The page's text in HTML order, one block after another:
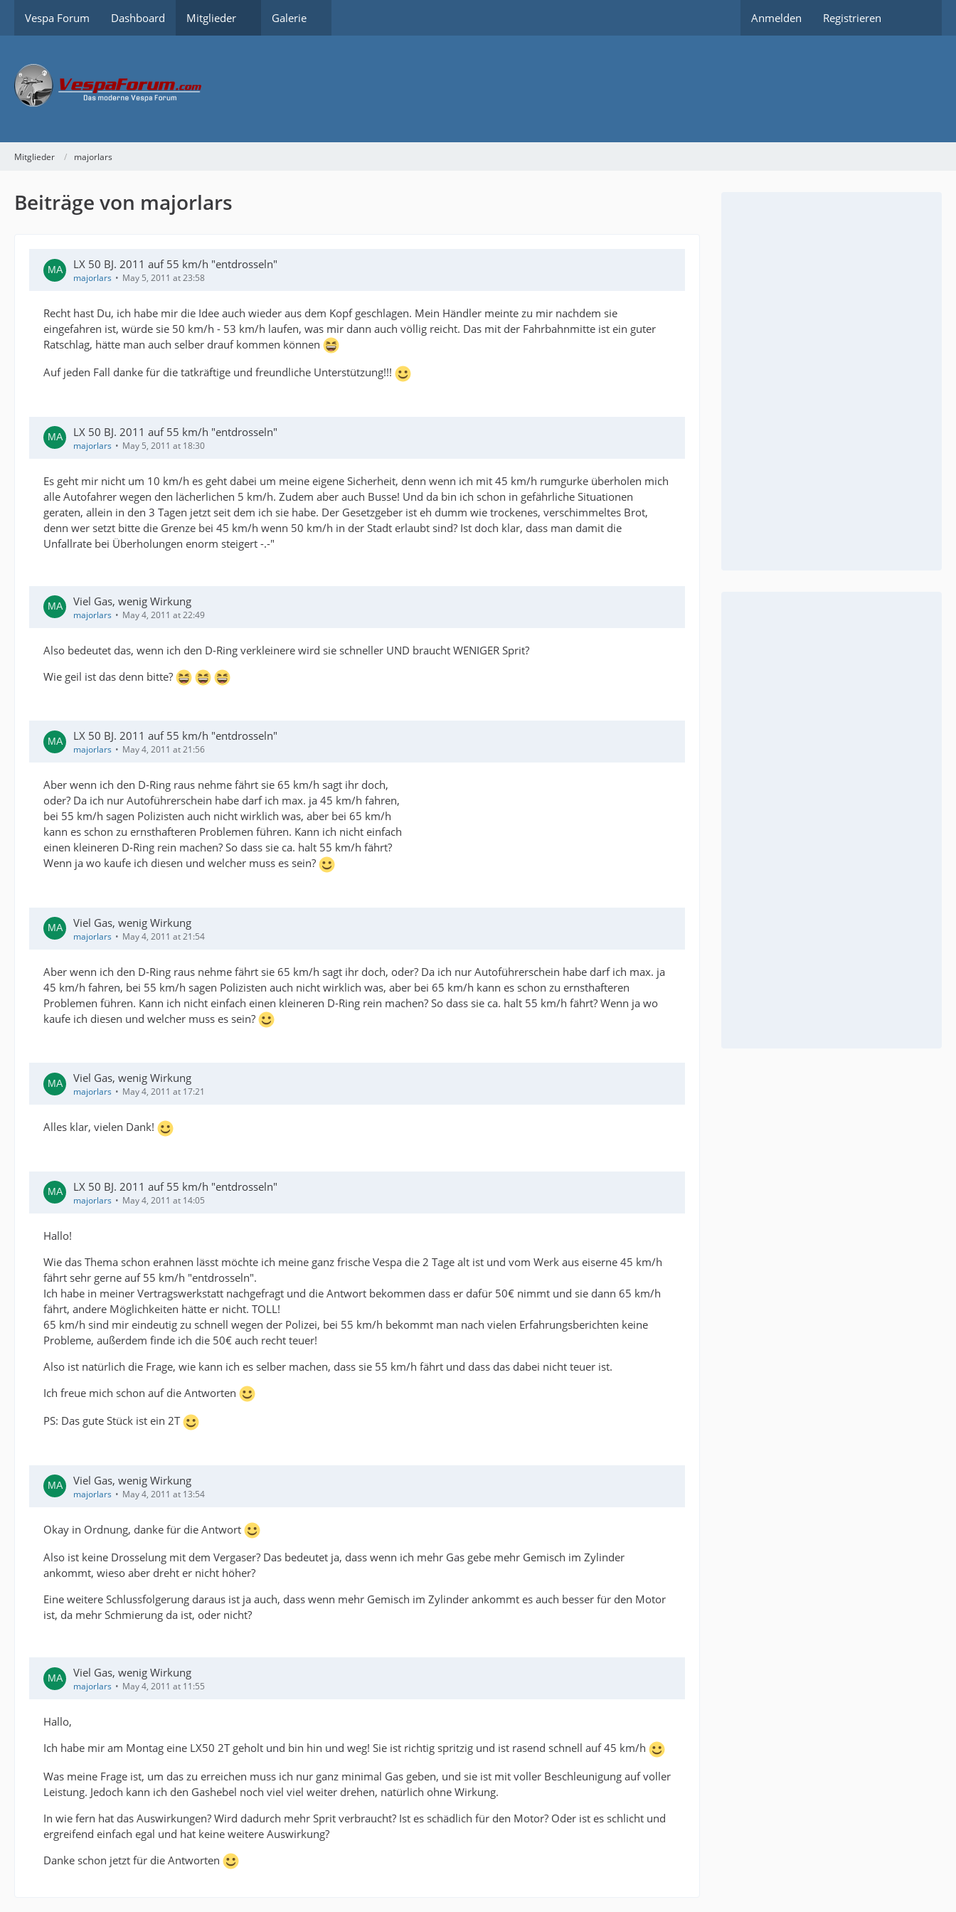
Vespa Forum Dashboard Mitglieder Galerie Anmelden Registrieren
Mitglieder majorlars
Beiträge von majorlars
LX 50 BJ. 2011 auf 55 km/h "entdrosseln"
majorlars May 5, 2011 at 23:58
Recht hast Du, ich habe mir die Idee auch wieder aus dem Kopf geschlagen. Mein Händler meinte zu mir nachdem sie
eingefahren ist, würde sie 50 km/h - 53 km/h laufen, was mir dann auch völlig reicht. Das mit der Fahrbahnmitte ist ein guter
Ratschlag, hätte man auch selber drauf kommen können
Auf jeden Fall danke für die tatkräftige und freundliche Unterstützung!!!
LX 50 BJ. 2011 auf 55 km/h "entdrosseln"
majorlars May 5, 2011 at 18:30
Es geht mir nicht um 10 km/h es geht dabei um meine eigene Sicherheit, denn wenn ich mit 45 km/h rumgurke überholen mich
alle Autofahrer wegen den lächerlichen 5 km/h. Zudem aber auch Busse! Und da bin ich schon in gefährliche Situationen
geraten, allein in den 3 Tagen jetzt seit dem ich sie habe. Der Gesetzgeber ist eh dumm wie trockenes, verschimmeltes Brot,
denn wer setzt bitte die Grenze bei 45 km/h wenn 50 km/h in der Stadt erlaubt sind? Ist doch klar, dass man damit die
Unfallrate bei Überholungen enorm steigert -.-"
Viel Gas, wenig Wirkung
majorlars May 4, 2011 at 22:49
Also bedeutet das, wenn ich den D-Ring verkleinere wird sie schneller UND braucht WENIGER Sprit?
Wie geil ist das denn bitte?
LX 50 BJ. 2011 auf 55 km/h "entdrosseln"
majorlars May 4, 2011 at 21:56
Aber wenn ich den D-Ring raus nehme fährt sie 65 km/h sagt ihr doch,
oder? Da ich nur Autoführerschein habe darf ich max. ja 45 km/h fahren,
bei 55 km/h sagen Polizisten auch nicht wirklich was, aber bei 65 km/h
kann es schon zu ernsthafteren Problemen führen. Kann ich nicht einfach
einen kleineren D-Ring rein machen? So dass sie ca. halt 55 km/h fährt?
Wenn ja wo kaufe ich diesen und welcher muss es sein?
Viel Gas, wenig Wirkung
majorlars May 4, 2011 at 21:54
Aber wenn ich den D-Ring raus nehme fährt sie 65 km/h sagt ihr doch, oder? Da ich nur Autoführerschein habe darf ich max. ja
45 km/h fahren, bei 55 km/h sagen Polizisten auch nicht wirklich was, aber bei 65 km/h kann es schon zu ernsthafteren
Problemen führen. Kann ich nicht einfach einen kleineren D-Ring rein machen? So dass sie ca. halt 55 km/h fährt? Wenn ja wo
kaufe ich diesen und welcher muss es sein?
Viel Gas, wenig Wirkung
majorlars May 4, 2011 at 17:21
Alles klar, vielen Dank!
LX 50 BJ. 2011 auf 55 km/h "entdrosseln"
majorlars May 4, 2011 at 14:05
Hallo!
Wie das Thema schon erahnen lässt möchte ich meine ganz frische Vespa die 2 Tage alt ist und vom Werk aus eiserne 45 km/h
fährt sehr gerne auf 55 km/h "entdrosseln".
Ich habe in meiner Vertragswerkstatt nachgefragt und die Antwort bekommen dass er dafür 50€ nimmt und sie dann 65 km/h
fährt, andere Möglichkeiten hätte er nicht. TOLL!
65 km/h sind mir eindeutig zu schnell wegen der Polizei, bei 55 km/h bekommt man nach vielen Erfahrungsberichten keine
Probleme, außerdem finde ich die 50€ auch recht teuer!
Also ist natürlich die Frage, wie kann ich es selber machen, dass sie 55 km/h fährt und dass das dabei nicht teuer ist.
Ich freue mich schon auf die Antworten
PS: Das gute Stück ist ein 2T
Viel Gas, wenig Wirkung
majorlars May 4, 2011 at 13:54
Okay in Ordnung, danke für die Antwort
Also ist keine Drosselung mit dem Vergaser? Das bedeutet ja, dass wenn ich mehr Gas gebe mehr Gemisch im Zylinder
ankommt, wieso aber dreht er nicht höher?
Eine weitere Schlussfolgerung daraus ist ja auch, dass wenn mehr Gemisch im Zylinder ankommt es auch besser für den Motor
ist, da mehr Schmierung da ist, oder nicht?
Viel Gas, wenig Wirkung
majorlars May 4, 2011 at 11:55
Hallo,
Ich habe mir am Montag eine LX50 2T geholt und bin hin und weg! Sie ist richtig spritzig und ist rasend schnell auf 45 km/h
Was meine Frage ist, um das zu erreichen muss ich nur ganz minimal Gas geben, und sie ist mit voller Beschleunigung auf voller
Leistung. Jedoch kann ich den Gashebel noch viel viel weiter drehen, natürlich ohne Wirkung.
In wie fern hat das Auswirkungen? Wird dadurch mehr Sprit verbraucht? Ist es schädlich für den Motor? Oder ist es schlicht und
ergreifend einfach egal und hat keine weitere Auswirkung?
Danke schon jetzt für die Antworten